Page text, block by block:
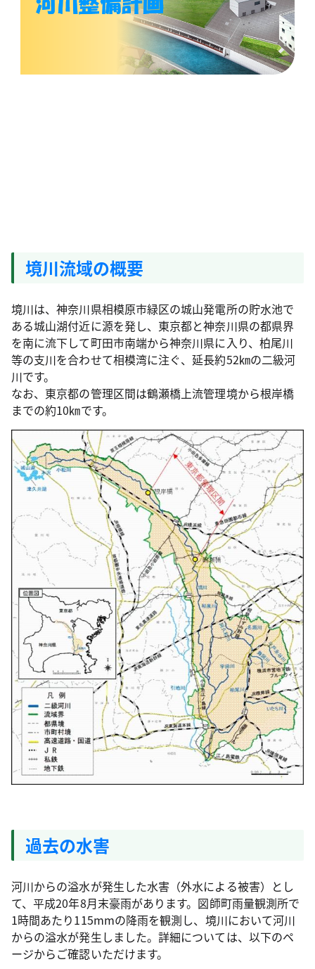
境川流域の概要
境川は、神奈川県相模原市緑区の城山発電所の貯水池で
ある城山湖付近に源を発し、東京都と神奈川県の都県界
を南に流下して町田市南端から神奈川県に入り、柏尾川
等の支川を合わせて相模湾に注ぐ、延長約52㎞の二級河
川です。
なお、東京都の管理区間は鶴瀬橋上流管理境から根岸橋
までの約10㎞です。
過去の水害
河川からの溢水が発生した水害（外水による被害）とし
て、平成20年8月末豪雨があります。図師町雨量観測所で
1時間あたり115mmの降雨を観測し、境川において河川
からの溢水が発生しました。詳細については、以下のペ
ージからご確認いただけます。